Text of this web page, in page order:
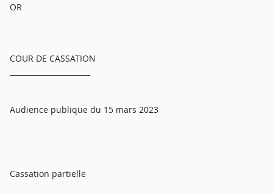
OR
COUR DE CASSATION
Audience publique du 15 mars 2023
Cassation partielle